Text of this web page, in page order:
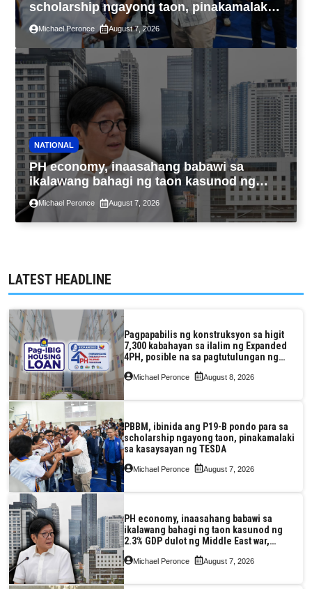
scholarship ngayong taon, pinakamalaki
sa kasaysayan ng TESDA
Michael Peronce August 7, 2026
NATIONAL
PH economy, inaasahang babawi sa
ikalawang bahagi ng taon kasunod ng
2.3% GDP dulot ng Middle East war,
pagkaantala ng public construction
Michael Peronce August 7, 2026
LATEST HEADLINE
Pagpapabilis ng konstruksyon sa higit
7,300 kabahayan sa ilalim ng Expanded
4PH, posible na sa pagtutulungan ng
Pag-IBIG at P.A. Alvarez
Michael Peronce August 8, 2026
PBBM, ibinida ang P19-B pondo para sa
scholarship ngayong taon, pinakamalaki
sa kasaysayan ng TESDA
Michael Peronce August 7, 2026
PH economy, inaasahang babawi sa
ikalawang bahagi ng taon kasunod ng
2.3% GDP dulot ng Middle East war,
pagkaantala ng public construction
Michael Peronce August 7, 2026